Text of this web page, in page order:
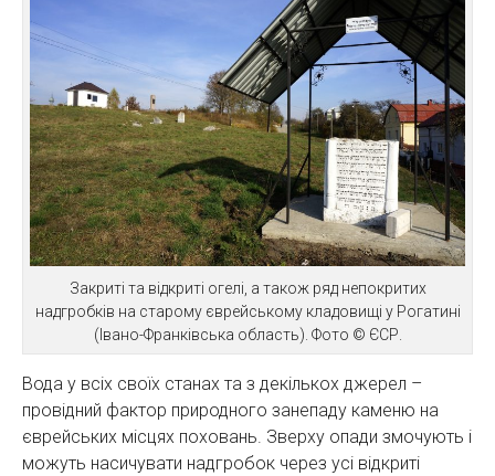
Закриті та відкриті огелі, а також ряд непокритих
надгробків на старому єврейському кладовищі у Рогатині
(Івано-Франківська область). Фото © ЄСР.
Вода у всіх своїх станах та з декількох джерел –
провідний фактор природного занепаду каменю на
єврейських місцях поховань. Зверху опади змочують і
можуть насичувати надгробок через усі відкриті